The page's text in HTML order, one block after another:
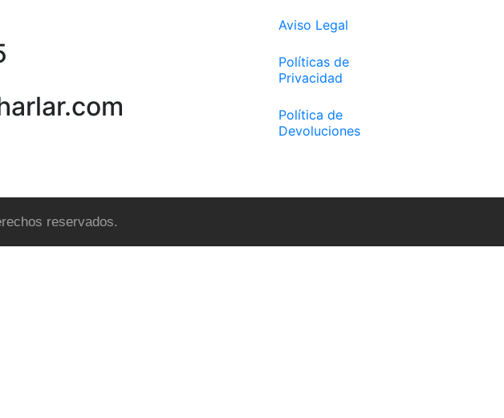
Aviso Legal
Políticas de
Privacidad
Política de
Devoluciones
reservados.